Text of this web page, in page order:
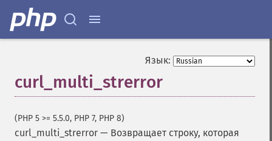
Язык:
curl_multi_strerror
(PHP 5 >= 5.5.0, PHP 7, PHP 8)
curl_multi_strerror — Возвращает строку, которая